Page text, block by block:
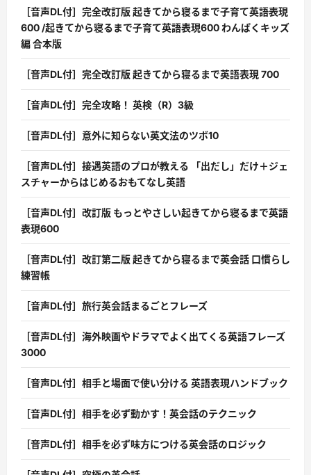
［音声DL付］完全改訂版 起きてから寝るまで子育て英語表現
600 /起きてから寝るまで子育て英語表現600 わんぱくキッズ
編 合本版
［音声DL付］完全改訂版 起きてから寝るまで英語表現 700
［音声DL付］完全攻略！ 英検（R）3級
［音声DL付］意外に知らない英文法のツボ10
［音声DL付］接遇英語のプロが教える 「出だし」だけ＋ジェ
スチャーからはじめるおもてなし英語
［音声DL付］改訂版 もっとやさしい起きてから寝るまで英語
表現600
［音声DL付］改訂第二版 起きてから寝るまで英会話 口慣らし
練習帳
［音声DL付］旅行英会話まるごとフレーズ
［音声DL付］海外映画やドラマでよく出てくる英語フレーズ
3000
［音声DL付］相手と場面で使い分ける 英語表現ハンドブック
［音声DL付］相手を必ず動かす！英会話のテクニック
［音声DL付］相手を必ず味方につける英会話のロジック